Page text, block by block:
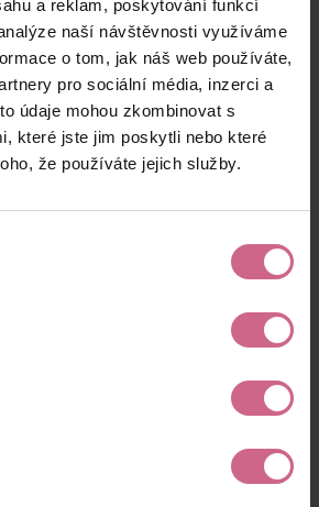
a reklam, poskytování funkcí
naší návštěvnosti využíváme
o tom, jak náš web používáte,
pro sociální média, inzerci a
údaje mohou zkombinovat s
které jste jim poskytli nebo které
že používáte jejich služby.
2. 1. 2025
20:42:16
Kč
2. 1. 2025
20:25:01
27 000 Kč
2. 1. 2025
20:21:21
1 080 Kč
keyboard_arrow_right